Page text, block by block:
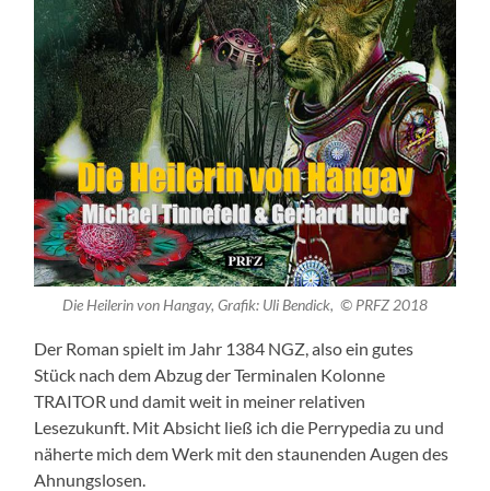
Die Heilerin von Hangay, Grafik: Uli Bendick, © PRFZ 2018
Der Roman spielt im Jahr 1384 NGZ, also ein gutes
Stück nach dem Abzug der Terminalen Kolonne
TRAITOR und damit weit in meiner relativen
Lesezukunft. Mit Absicht ließ ich die Perrypedia zu und
näherte mich dem Werk mit den staunenden Augen des
Ahnungslosen.